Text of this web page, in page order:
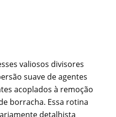
valiosos divisores
suave de agentes
acoplados à remoção
borracha. Essa rotina
detalhista